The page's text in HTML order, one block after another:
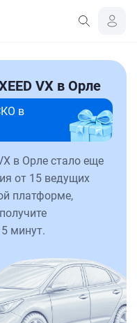
VX в Орле
в
в Орле стало еще
от 15 ведущих
платформе,
минут.